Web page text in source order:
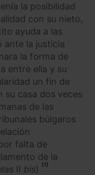
la posibilidad
con su nieto,
ayuda a las
ante la justicia
la forma de
entre ella y su
un fin de
su casa dos veces
de las
búlgaros
falta de
de la
II bis) [1]